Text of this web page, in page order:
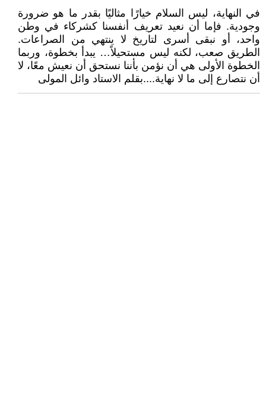
في النهاية، ليس السلام خيارًا مثاليًا بقدر ما هو ضرورة
وجودية. فإما أن نعيد تعريف أنفسنا كشركاء في وطن
واحد، أو نبقى أسرى لتاريخ لا ينتهي من الصراعات.
الطريق صعب، لكنه ليس مستحيلاً… يبدأ بخطوة، وربما
الخطوة الأولى هي أن نؤمن بأننا نستحق أن نعيش معًا، لا
أن نتصارع إلى ما لا نهاية....بقلم الاستاد وائل المولى